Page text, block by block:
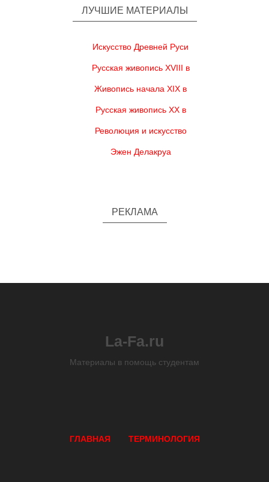
ЛУЧШИЕ МАТЕРИАЛЫ
Искусство Древней Руси
Русская живопись XVIII в
Живопись начала XIX в
Русская живопись XX в
Революция и искусство
Эжен Делакруа
РЕКЛАМА
La-Fa.ru
Материалы в помощь студентам
ГЛАВНАЯ ТЕРМИНОЛОГИЯ